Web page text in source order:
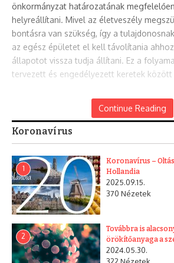
önkormányzat határozatának
helyreállítani. Mivel az életveszély
bontásra van szükség, így a
az egész épületet el kell távolítania
állapotot vissza tudja állítani. Ez a
tervezett és engedélyezett keretek
Az egykori Tündérhegyi Pszichiátria
lakóházakat szeretne építeni, ehhez
szabályzat előírásainak megfelelően
szerződést kell kötnie az
már megkezdődtek: a kerület vezetése azt
amennyiben megvalósul az építkezés,
beruházásokat, például járdaépítéseket,
végezzen el vagy finanszírozzon a
Continue Reading
Koronavírus
1
Koronavírus –
Hollandia
2025.09.15.
370 Nézetek
2
Továbbra is
örökítőanyaga a
2024.05.30.